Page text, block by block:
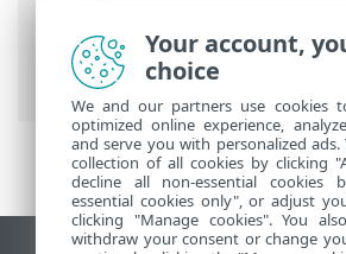
클라이언트에 정책이 적용
책 열거
Your account,
choice
We and our partners use cookies
optimized online experience,
and serve you with personalized
collection of all cookies by clicking
decline all non-essential cookies
essential cookies only", or adjust
clicking "Manage cookies". You
withdraw your consent or change